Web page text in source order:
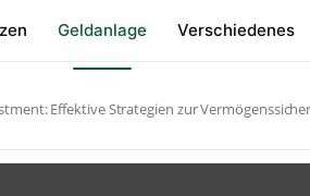
Geldanlage Verschiedenes
Effektive Strategien zur